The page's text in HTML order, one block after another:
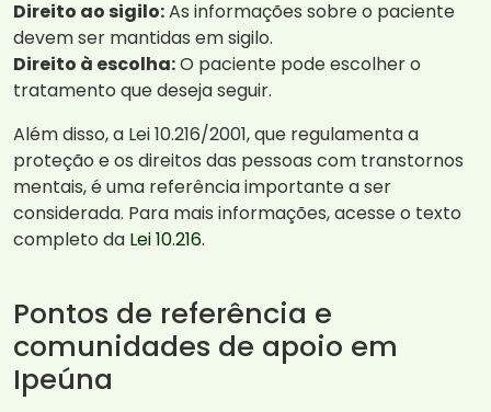
Direito ao sigilo:As informações sobre o paciente
devem ser mantidas em sigilo.
Direito à escolha:O paciente pode escolher o
tratamento que deseja seguir.
Além disso, a Lei 10.216/2001, que regulamenta a
proteção e os direitos das pessoas com transtornos
mentais, é uma referência importante a ser
considerada. Para mais informações, acesse o texto
completo da Lei 10.216.
Pontos de referência e
comunidades de apoio em
Ipeúna